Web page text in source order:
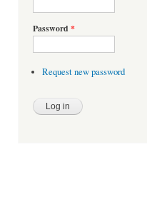
Password *
Request new password